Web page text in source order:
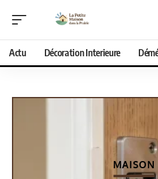
Actu Décoration Interieure
MAISON